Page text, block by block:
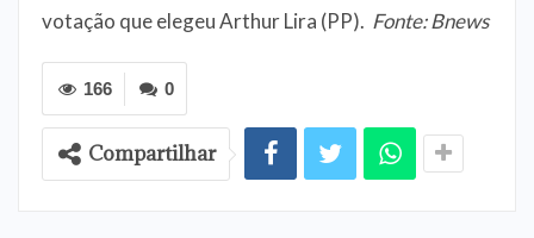
votação que elegeu Arthur Lira (PP). Fonte: Bnews
0
166
Compartilhar